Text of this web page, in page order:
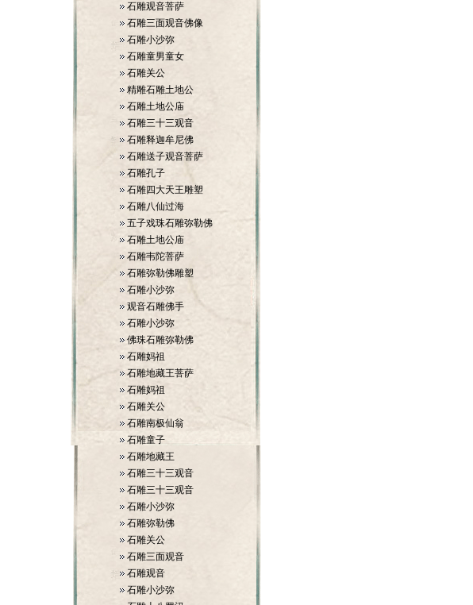
石雕观音菩萨
石雕三面观音佛像
石雕小沙弥
石雕童男童女
石雕关公
精雕石雕土地公
石雕土地公庙
石雕三十三观音
石雕释迦牟尼佛
石雕送子观音菩萨
石雕孔子
石雕四大天王雕塑
石雕八仙过海
五子戏珠石雕弥勒佛
石雕土地公庙
石雕韦陀菩萨
石雕弥勒佛雕塑
石雕小沙弥
观音石雕佛手
石雕小沙弥
佛珠石雕弥勒佛
石雕妈祖
石雕地藏王菩萨
石雕妈祖
石雕关公
石雕南极仙翁
石雕童子
石雕地藏王
石雕三十三观音
石雕三十三观音
石雕小沙弥
石雕弥勒佛
石雕关公
石雕三面观音
石雕观音
石雕小沙弥